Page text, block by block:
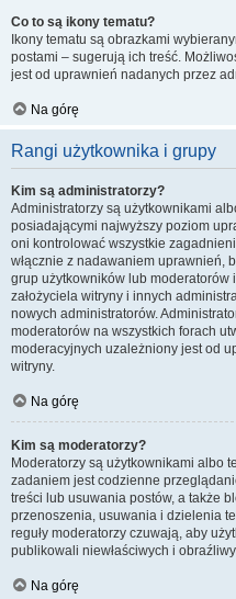
Co to są ikony tematu?
Ikony tematu są obrazkami
postami – sugerują ich treść.
jest od uprawnień nadanych przez
Na górę
Rangi użytkownika i grupy
Kim są administratorzy?
Administratorzy są użytkownikami
posiadającymi najwyższy poziom
oni kontrolować wszystkie
włącznie z nadawaniem uprawnień,
grup użytkowników lub moderatorów
założyciela witryny i innych
nowych administratorów.
moderatorów na wszystkich forach
moderacyjnych uzależniony jest od
witryny.
Na górę
Kim są moderatorzy?
Moderatorzy są użytkownikami albo
zadaniem jest codzienne
treści lub usuwania postów, a także
przenoszenia, usuwania i dzielenia
reguły moderatorzy czuwają, aby
publikowali niewłaściwych i
Na górę